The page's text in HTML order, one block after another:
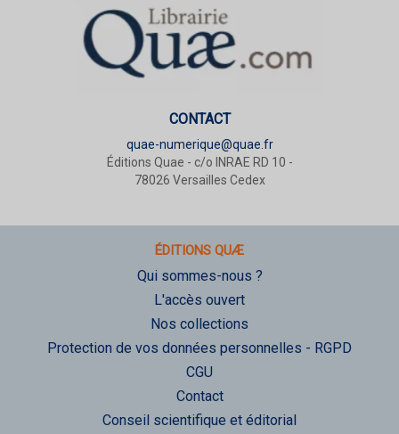
CONTACT
quae-numerique@quae.fr
Éditions Quae - c/o INRAE RD 10 -
78026 Versailles Cedex
ÉDITIONS QUÆ
Qui sommes-nous ?
L'accès ouvert
Nos collections
Protection de vos données personnelles - RGPD
CGU
Contact
Conseil scientifique et éditorial